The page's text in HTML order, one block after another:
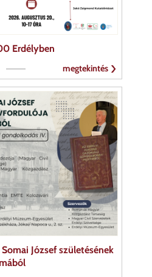
Erdélyben
megtekintés
József születésének